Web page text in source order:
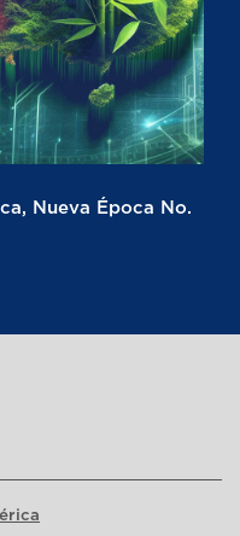
Nueva Época No.